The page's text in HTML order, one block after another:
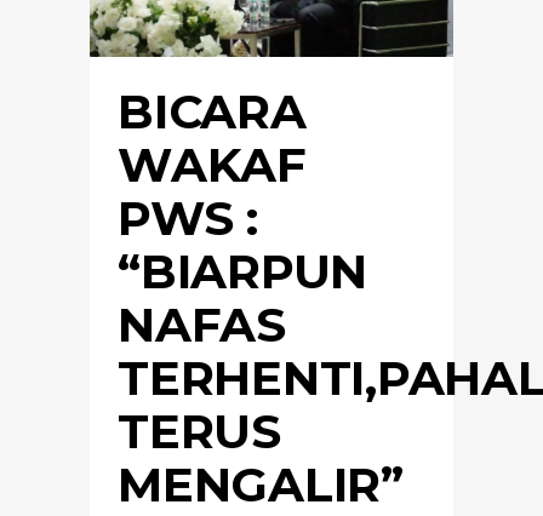
BICARA
WAKAF
PWS :
“BIARPUN
NAFAS
TERUS
MENGALIR”